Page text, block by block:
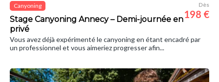
Canyoning
Stage Canyoning Annecy – Demi-journée en
privé
Dès
198 €
Vous avez déjà expérimenté le canyoning en étant encadré par
un professionnel et vous aimeriez progresser afin...